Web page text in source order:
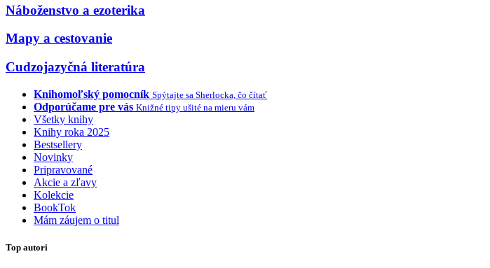
Náboženstvo a ezoterika
Mapy a cestovanie
Cudzojazyčná literatúra
Knihomoľský pomocník Spýtajte sa Sherlocka, čo čítať
Odporúčame pre vás Knižné tipy ušité na mieru vám
Všetky knihy
Knihy roka 2025
Bestsellery
Novinky
Pripravované
Akcie a zľavy
Kolekcie
BookTok
Mám záujem o titul
Top autori